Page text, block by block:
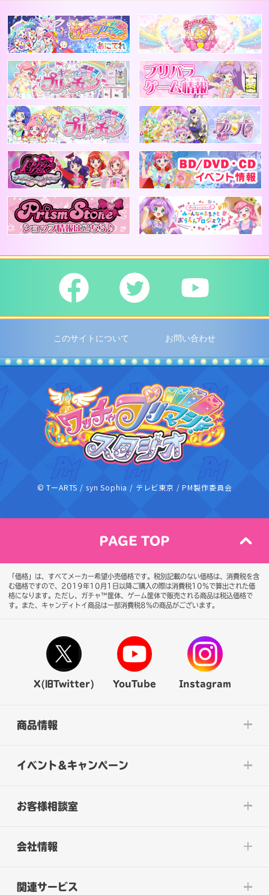
アニメ公式 ワッチャプリマジ！
キラッとプリチャン
アニメプリチャン
プリティーリズム
PrismStone ショップ情報はこちら
このサイトについて お問い合わせ
ワッチャプ
© TーARTS / syn Sophia / テレビ東京 / PM製作委員会
レアリティ
ワッチャ
ブランド
テイスト
PAGE TOP
「価格」は、すべてメーカー希望小売価格です。税別記載のない価格は、消費税を含
む価格ですので、2019年10月1日以降ご購入の際は消費税10％で算出された価
格になります。 ただし、ガチャ™筐体、ゲーム筐体で販売される商品は税込価格で
す。また、キャンディトイ商品は一部消費税8％の商品がございます。
X(旧Twitter) YouTube Instagram
商品情報
イベント&キャンペーン
お客様相談室
会社情報
関連サービス